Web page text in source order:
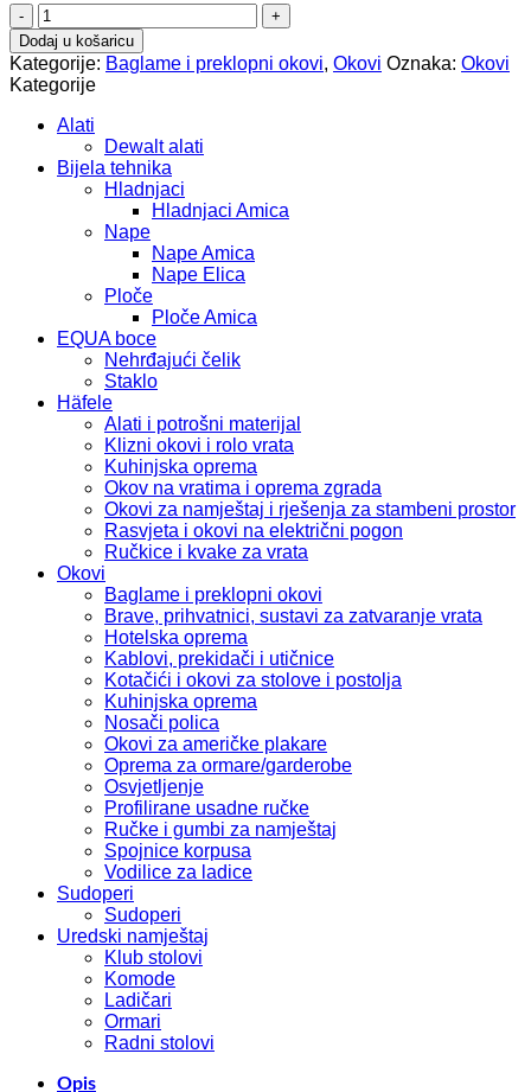
Vodilice
jedna
stj.al
bijel
86/400
mm
par
555.94.940
količina
Dodaj u košaricu
Kategorije: Baglame i preklopni okovi, Okovi Oznaka: Okovi
Kategorije
Alati
Dewalt alati
Bijela tehnika
Hladnjaci
Hladnjaci Amica
Nape
Nape Amica
Nape Elica
Ploče
Ploče Amica
EQUA boce
Nehrđajući čelik
Staklo
Häfele
Alati i potrošni materijal
Klizni okovi i rolo vrata
Kuhinjska oprema
Okov na vratima i oprema zgrada
Okovi za namještaj i rješenja za stambeni prostor
Rasvjeta i okovi na električni pogon
Ručkice i kvake za vrata
Okovi
Baglame i preklopni okovi
Brave, prihvatnici, sustavi za zatvaranje vrata
Hotelska oprema
Kablovi, prekidači i utičnice
Kotačići i okovi za stolove i postolja
Kuhinjska oprema
Nosači polica
Okovi za američke plakare
Oprema za ormare/garderobe
Osvjetljenje
Profilirane usadne ručke
Ručke i gumbi za namještaj
Spojnice korpusa
Vodilice za ladice
Sudoperi
Sudoperi
Uredski namještaj
Klub stolovi
Komode
Ladičari
Ormari
Radni stolovi
Opis